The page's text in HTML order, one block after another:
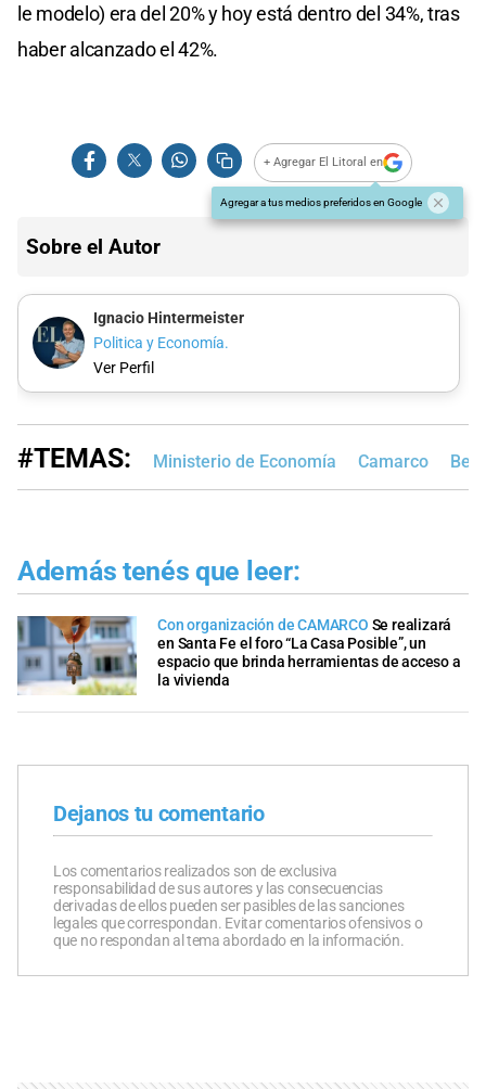
le modelo) era del 20% y hoy está dentro del 34%, tras
haber alcanzado el 42%.
+ Agregar El Litoral en
Agregar a tus medios preferidos en Google
Sobre el Autor
Ignacio Hintermeister
Politica y Economía.
Ver Perfil
#TEMAS: Ministerio de Economía Camarco
Además tenés que leer:
Con organización de CAMARCO Se realizará
en Santa Fe el foro “La Casa Posible”, un
espacio que brinda herramientas de acceso a
la vivienda
Dejanos tu comentario
Los comentarios realizados son de exclusiva
responsabilidad de sus autores y las consecuencias
derivadas de ellos pueden ser pasibles de las sanciones
legales que correspondan. Evitar comentarios ofensivos o
que no respondan al tema abordado en la información.